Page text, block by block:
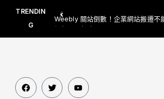
TRENDIN
G
Weebly 關站倒數！企業網站搬遷不
網都要一起處理